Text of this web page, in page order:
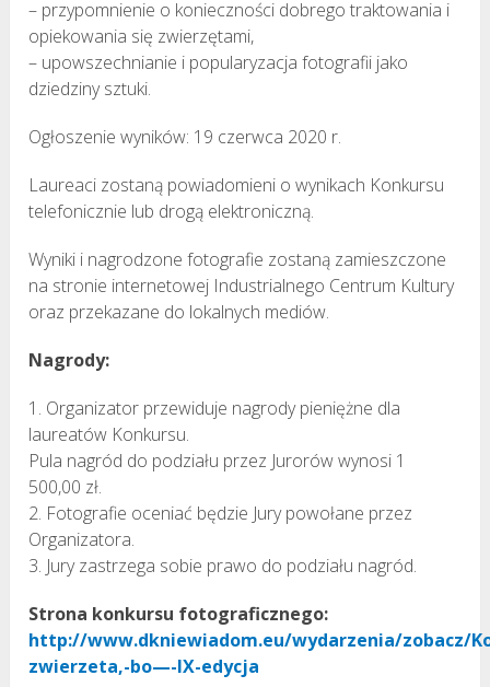
– przypomnienie o konieczności dobrego traktowania i
opiekowania się zwierzętami,
– upowszechnianie i popularyzacja fotografii jako
dziedziny sztuki.
Ogłoszenie wyników: 19 czerwca 2020 r.
Laureaci zostaną powiadomieni o wynikach Konkursu
telefonicznie lub drogą elektroniczną.
Wyniki i nagrodzone fotografie zostaną zamieszczone
na stronie internetowej Industrialnego Centrum Kultury
oraz przekazane do lokalnych mediów.
Nagrody:
1. Organizator przewiduje nagrody pieniężne dla
laureatów Konkursu.
Pula nagród do podziału przez Jurorów wynosi 1
500,00 zł.
2. Fotografie oceniać będzie Jury powołane przez
Organizatora.
3. Jury zastrzega sobie prawo do podziału nagród.
Strona konkursu fotograficznego:
http://www.dkniewiadom.eu/wydarzenia/zobacz/
zwierzeta,-bo—-IX-edycja